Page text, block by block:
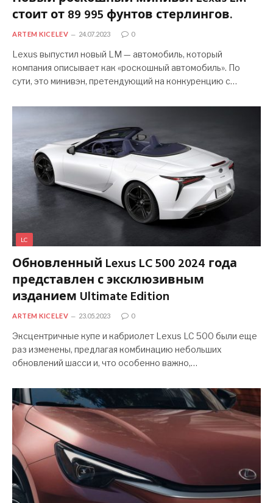
стоит от 89 995 фунтов стерлингов.
ARTEM KICELEV 24.07.2023 0
Lexus выпустил новый LM — автомобиль, который
компания описывает как «роскошный автомобиль». По
сути, это минивэн, претендующий на конкуренцию с…
LC
Обновленный Lexus LC 500 2024 года
представлен с эксклюзивным
изданием Ultimate Edition
ARTEM KICELEV 23.05.2023 0
Эксцентричные купе и кабриолет Lexus LC 500 были еще
раз изменены, предлагая комбинацию небольших
обновлений шасси и, что особенно важно,…